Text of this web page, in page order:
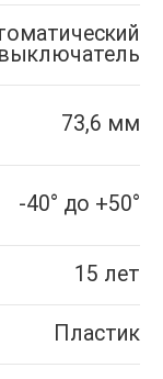
выключатель
73,6 мм
-40° до +50°
15 лет
Пластик